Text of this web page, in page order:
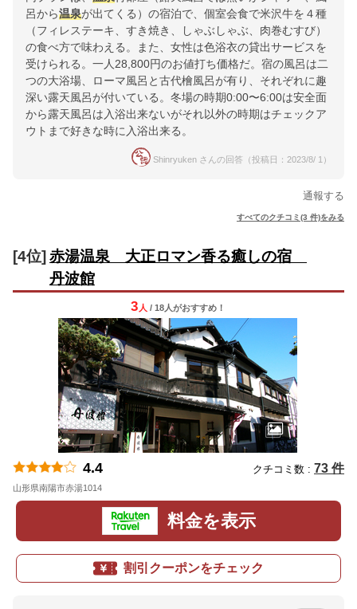
呂から温泉が出てくる）の宿泊で、個室会食で米沢牛を４種
（フィレステーキ、すき焼き、しゃぶしゃぶ、肉巻むすび）
の食べ方で味わえる。また、女性は色浴衣の貸出サービスを
受けられる。一人28,800円のお値打ち価格だ。宿の風呂は二
つの大浴場、ローマ風呂と古代檜風呂が有り、それぞれに趣
深い露天風呂が付いている。冬場の時期0:00〜6:00は安全面
から露天風呂は入浴出来ないがそれ以外の時期はチェックア
ウトまで好きな時に入浴出来る。
Shinryuken さんの回答（投稿日：2023/8/ 1）
通報する
すべてのクチコミ(3 件)をみる
[4位] 赤湯温泉 大正ロマン香る癒しの宿
丹波館
3 人 / 18人がおすすめ！
4.4 クチコミ数 : 73 件
山形県南陽市赤湯1014
料金を表示
割引クーポンをチェック